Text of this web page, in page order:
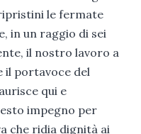
le fermate
in un raggio di sei
il nostro lavoro a
il portavoce del
qui e
impegno per
che ridia dignità ai